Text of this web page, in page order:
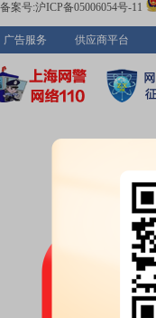
案号:沪ICP备05006054号-11
广告服务 供应商平台